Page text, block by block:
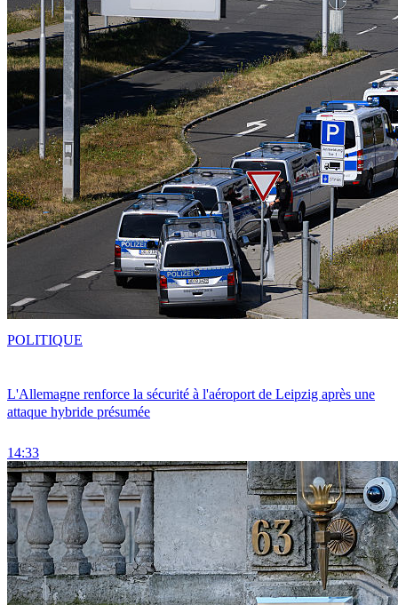
L'Allemagne renforce la sécurité à l'aéroport de Leipzig après une
attaque hybride présumée
14:33
POLITIQUE